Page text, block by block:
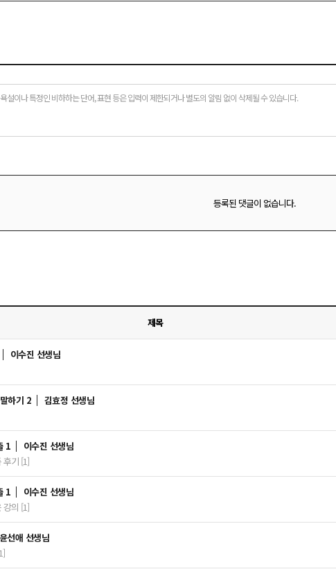
설이나 특정인 비하하는 단어, 표현 등은 입력이 제한되거나 별도의 알림 없이 삭제될 수 있습니다.
등록된 댓글이 없습니다.
제목
이수진 선생님
하기 2
김효정 선생님
1
이수진 선생님
후기 [1]
1
이수진 선생님
강의 [1]
윤선애 선생님